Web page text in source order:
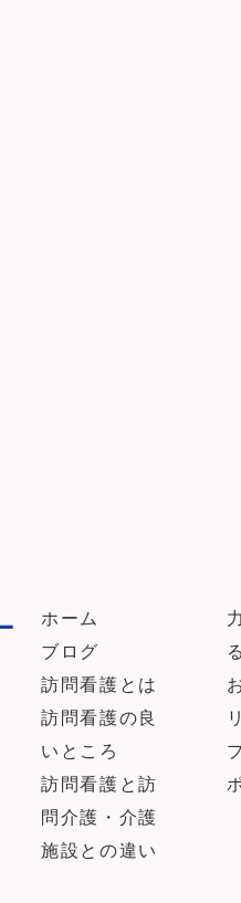
ホーム
ブログ
訪問看護とは
訪問看護の良
いところ
訪問看護と訪
問介護・介護
施設との違い